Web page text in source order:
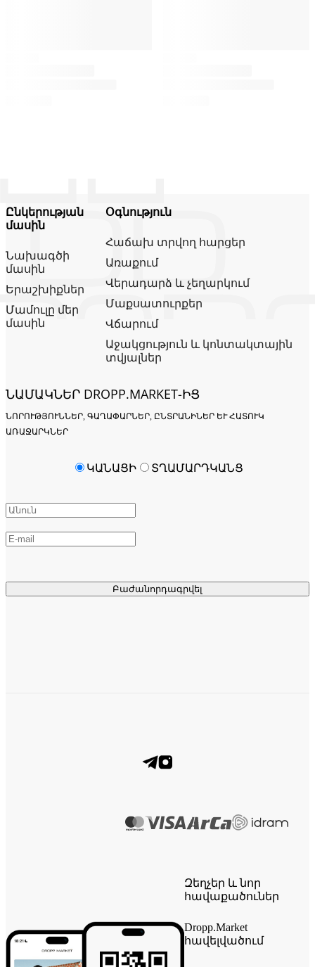
Ընկերության
մասին
Նախագծի
մասին
Երաշխիքներ
Մամուլը մեր
մասին
Օգնություն
Հաճախ տրվող հարցեր
Առաքում
Վերադարձ և չեղարկում
Մաքսատուրքեր
Վճարում
Աջակցություն և կոնտակտային
տվյալներ
ՆԱՄԱԿՆԵՐ DROPP.MARKET-ԻՑ
ՆՈՐՈՒԹՅՈՒՆՆԵՐ, ԳԱՂԱՓԱՐՆԵՐ, ԸՆՏՐԱՆԻՆԵՐ ԵՒ ՀԱՏՈՒԿ Ա
ՌԱՋԱՐԿՆԵՐ
Բաժանորդագրվել
ԿԱՆԱՑԻ ՏՂԱՄԱՐԴԿԱՆՑ
Զեղչեր և նոր
հավաքածուներ
Dropp.Market
հավելվածում